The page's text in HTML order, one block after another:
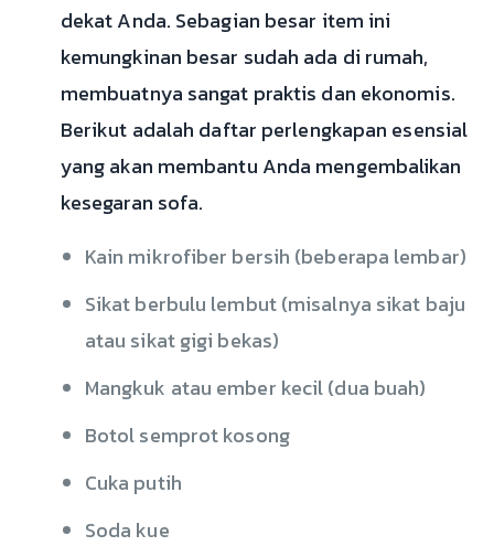
dekat Anda. Sebagian besar item ini
kemungkinan besar sudah ada di rumah,
membuatnya sangat praktis dan ekonomis.
Berikut adalah daftar perlengkapan esensial
yang akan membantu Anda mengembalikan
kesegaran sofa.
Kain mikrofiber bersih (beberapa lembar)
Sikat berbulu lembut (misalnya sikat baju
atau sikat gigi bekas)
Mangkuk atau ember kecil (dua buah)
Botol semprot kosong
Cuka putih
Soda kue